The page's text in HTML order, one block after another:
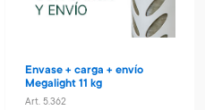
Envase + carga + envío
Megalight 11 kg
Art. 5.362